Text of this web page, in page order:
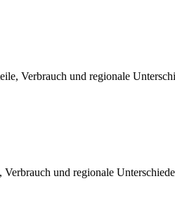
Verbrauch und regionale
und regionale